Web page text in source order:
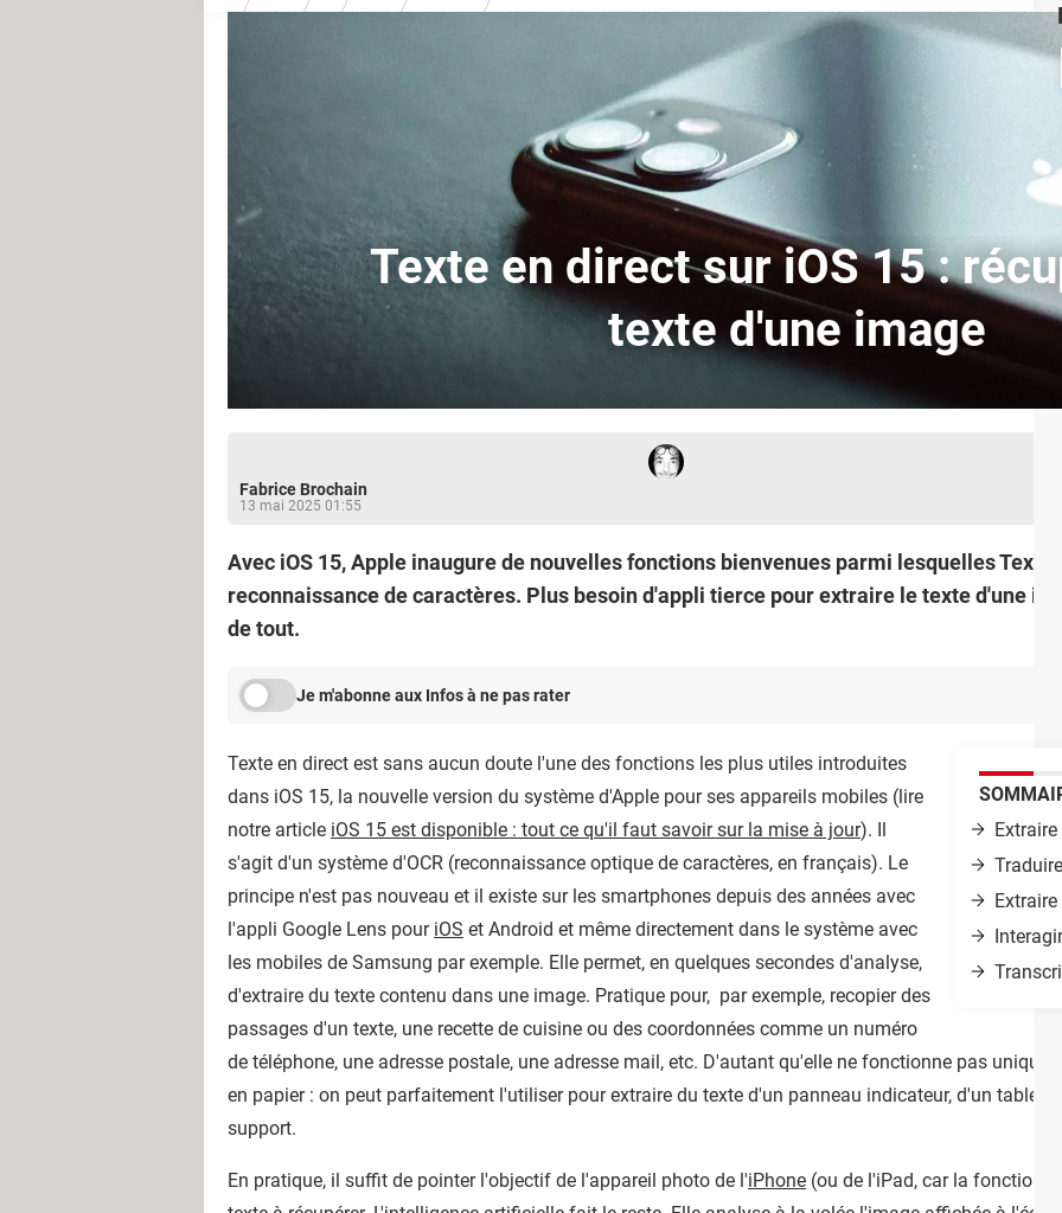
Texte en direct sur iOS 15 :
texte d'une image
Fabrice Brochain
13 mai 2025 01:55
Avec iOS 15, Apple inaugure de nouvelles fonctions bienvenues parmi lesquelles Texte
reconnaissance de caractères. Plus besoin d'appli tierce pour extraire le texte d'une
de tout.
Je m'abonne aux Infos à ne pas rater
Texte en direct est sans aucun doute l'une des fonctions les plus utiles introduites
dans iOS 15, la nouvelle version du système d'Apple pour ses appareils mobiles (lire
notre article iOS 15 est disponible : tout ce qu'il faut savoir sur la mise à jour). Il
s'agit d'un système d'OCR (reconnaissance optique de caractères, en français). Le
principe n'est pas nouveau et il existe sur les smartphones depuis des années avec
l'appli Google Lens pour iOS et Android et même directement dans le système avec
les mobiles de Samsung par exemple. Elle permet, en quelques secondes d'analyse,
d'extraire du texte contenu dans une image. Pratique pour, par exemple, recopier des
passages d'un texte, une recette de cuisine ou des coordonnées comme un numéro
de téléphone, une adresse postale, une adresse mail, etc. D'autant qu'elle ne fonctionne pas
en papier : on peut parfaitement l'utiliser pour extraire du texte d'un panneau indicateur, d'un
support.
En pratique, il suffit de pointer l'objectif de l'appareil photo de l'iPhone (ou de l'iPad, car la fonction